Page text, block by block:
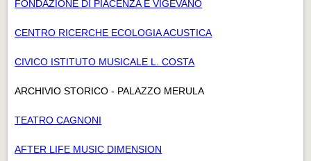
FONDAZIONE DI PIACENZA E VIGEVANO
CENTRO RICERCHE ECOLOGIA ACUSTICA
CIVICO ISTITUTO MUSICALE L. COSTA
ARCHIVIO STORICO - PALAZZO MERULA
TEATRO CAGNONI
AFTER LIFE MUSIC DIMENSION